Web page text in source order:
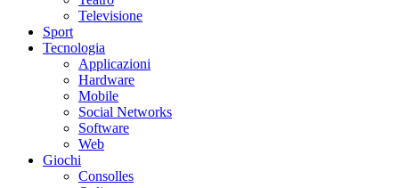
Televisione
Sport
Tecnologia
Applicazioni
Hardware
Mobile
Social Networks
Software
Web
Giochi
Consolles